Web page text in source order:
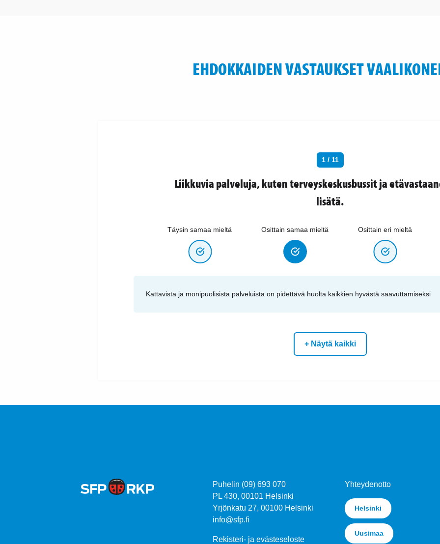
EHDOKKAIDEN VASTAUKSET
1 / 11
Liikkuvia palveluja, kuten terveyskeskusbussit ja
lisätä.
Täysin samaa mieltä Osittain samaa mieltä Osittain eri mieltä
Kattavista ja monipuolisista palveluista on pidettävä huolta kaikkien hyvästä saavuttamiseksi
+ Näytä kaikki
Puhelin (09) 693 070
PL 430, 00101 Helsinki
Yrjönkatu 27, 00100 Helsinki
info@sfp.fi
Rekisteri- ja evästeseloste
Yhteydenotto
Helsinki
Uusimaa